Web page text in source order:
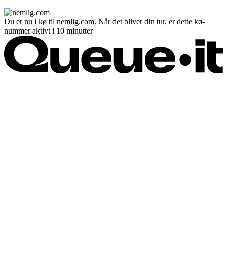
Du er nu i kø til nemlig.com. Når det bliver din tur, er dette kø-
nummer aktivt i 10 minutter